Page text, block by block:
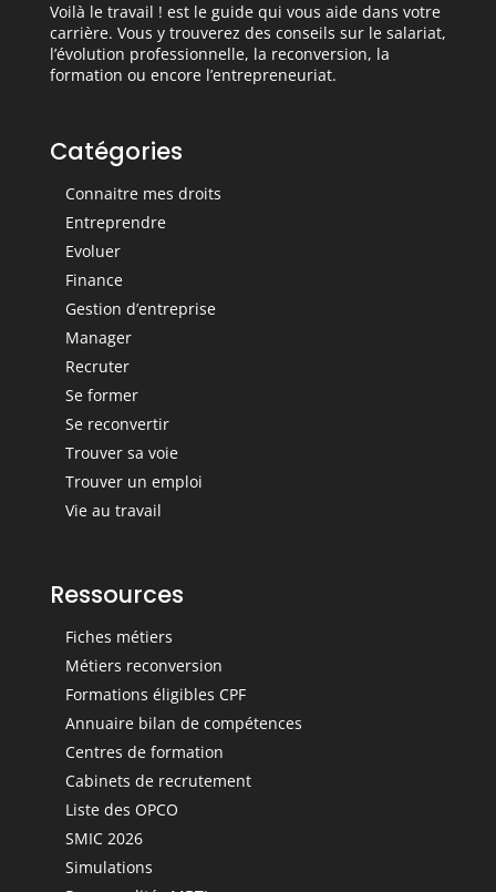
Voilà le travail ! est le guide qui vous aide dans votre
carrière. Vous y trouverez des conseils sur le salariat,
l’évolution professionnelle, la reconversion, la
formation ou encore l’entrepreneuriat.
Catégories
Connaitre mes droits
Entreprendre
Evoluer
Finance
Gestion d’entreprise
Manager
Recruter
Se former
Se reconvertir
Trouver sa voie
Trouver un emploi
Vie au travail
Ressources
Fiches métiers
Métiers reconversion
Formations éligibles CPF
Annuaire bilan de compétences
Centres de formation
Cabinets de recrutement
Liste des OPCO
SMIC 2026
Simulations